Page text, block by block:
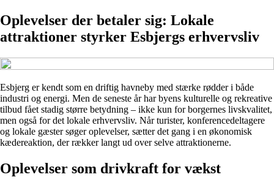
Oplevelser der betaler sig: Lokale
attraktioner styrker Esbjergs erhvervsliv
Esbjerg er kendt som en driftig havneby med stærke rødder i både
industri og energi. Men de seneste år har byens kulturelle og rekreative
tilbud fået stadig større betydning – ikke kun for borgernes livskvalitet,
men også for det lokale erhvervsliv. Når turister, konferencedeltagere
og lokale gæster søger oplevelser, sætter det gang i en økonomisk
kædereaktion, der rækker langt ud over selve attraktionerne.
Oplevelser som drivkraft for vækst